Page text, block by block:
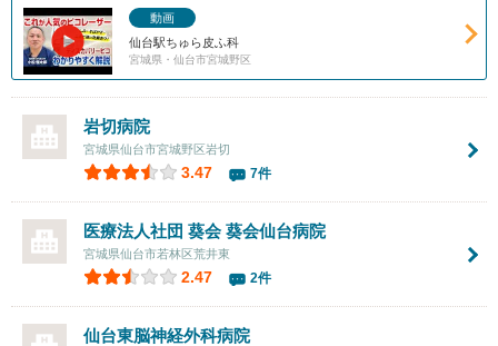
動画
仙台駅ちゅら皮ふ科
宮城県・仙台市宮城野区
岩切病院
宮城県仙台市宮城野区岩切
3.47 7件
医療法人社団 葵会 葵会仙台病院
宮城県仙台市若林区荒井東
2.47 2件
仙台東脳神経外科病院